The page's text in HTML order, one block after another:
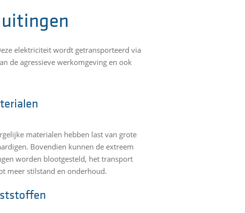
elektriciteit wordt getransporteerd via
de agressieve werkomgeving en ook
materialen hebben last van grote
Bovendien kunnen de extreem
worden blootgesteld, het transport
meer stilstand en onderhoud.